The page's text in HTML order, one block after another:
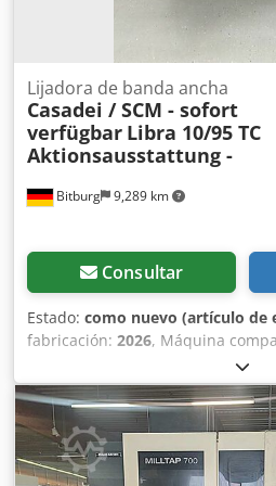
Bitburg 9,289 km
Lijadora de banda ancha
Casadei / SCM - sofort
verfügbar Libra 10/95 TC
Aktionsausstattung -
Consultar
Estado: como nuevo (artículo de
fabricación: 2026, Máquina
ancha con unidad de lijado
oferta: - Encendido y apagado
panel de control - Encendido y
el panel de control - Control
Extensión de mesa con 2 rodillos
Posicionamiento automático de